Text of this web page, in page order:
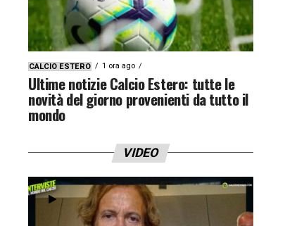
CALCIO ESTERO 1 ora ago
Ultime notizie Calcio Estero: tutte le
novità del giorno provenienti da tutto il
mondo
VIDEO